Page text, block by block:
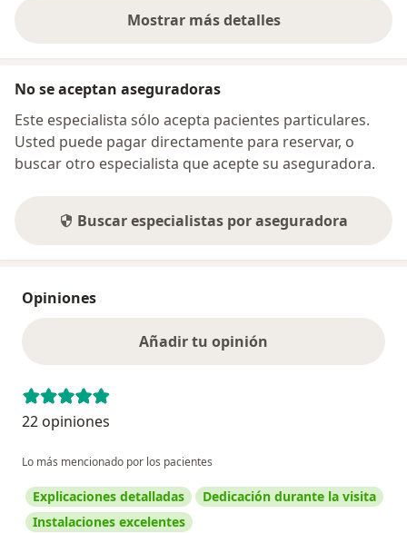
Mostrar más detalles
sobre la dirección
No se aceptan aseguradoras
Este especialista sólo acepta pacientes particulares.
Usted puede pagar directamente para reservar, o
buscar otro especialista que acepte su aseguradora.
Buscar especialistas por aseguradora
Opiniones
Añadir tu opinión
22 opiniones
Lo más mencionado por los pacientes
Explicaciones detalladas
Dedicación durante la visita
Instalaciones excelentes